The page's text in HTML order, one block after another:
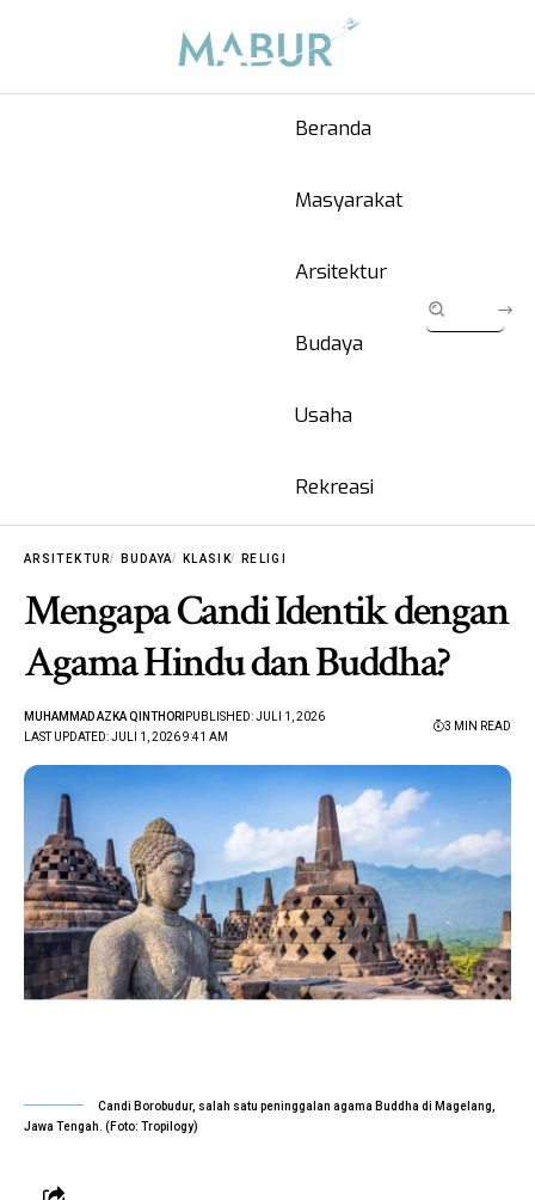
Beranda
Masyarakat
Arsitektur
Budaya
Usaha
Rekreasi
ARSITEKTUR BUDAYA KLASIK RELIGI
Mengapa Candi Identik dengan
Agama Hindu dan Buddha?
LAST UPDATED: JULI 1, 2026 9:41 AM
MUHAMMAD AZKA QINTHORI PUBLISHED: JULI 1, 2026
3 MIN READ
Candi Borobudur, salah satu peninggalan agama Buddha di Magelang,
Jawa Tengah. (Foto: Tropilogy)